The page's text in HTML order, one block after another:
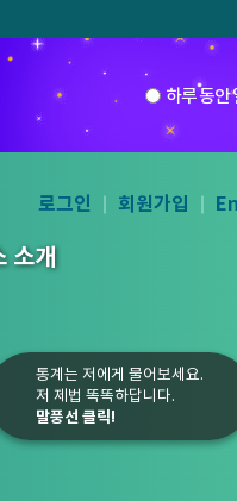
하루 동안
소개
로그인 회원가입
통계는 저에게 물어보세요.
저 제법 똑똑하답니다.
말풍선 클릭!